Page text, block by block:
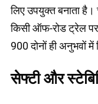
लिए उपयुक्त बनाता
किसी ऑफ-रोड ट्रेल
900 दोनों ही अनुभवों में
सेफ्टी और